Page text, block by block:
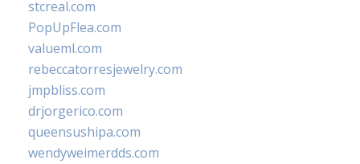
stcreal.com
PopUpFlea.com
valueml.com
rebeccatorresjewelry.com
jmpbliss.com
drjorgerico.com
queensushipa.com
wendyweimerdds.com